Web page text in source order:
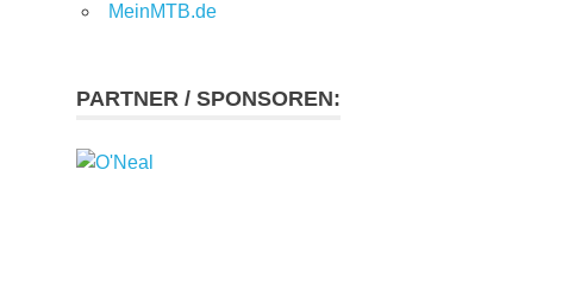
MeinMTB.de
PARTNER / SPONSOREN: